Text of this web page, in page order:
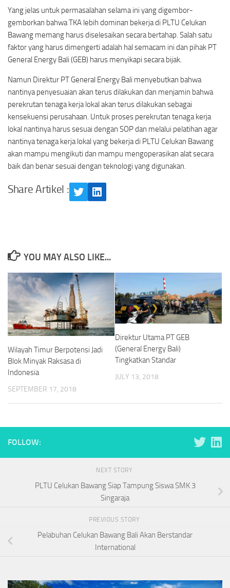
Yang jelas untuk permasalahan selama ini yang digembor-
gemborkan bahwa TKA lebih dominan bekerja di PLTU Celukan
Bawang memang harus diselesaikan secara bertahap. Salah satu
faktor yang harus dimengerti adalah hal semacam ini dan pihak PT
General Energy Bali (GEB) harus menyikapi secara bijak.
Namun Direktur PT General Energy Bali menyebutkan bahwa
nantinya penyesuaian akan terus dilakukan dan menjamin bahwa
perekrutan tenaga kerja lokal akan terus dilakukan sebagai
kensekuensi perusahaan. Untuk proses perekrutan tenaga kerja
lokal nantinya harus sesuai dengan SOP dan melalui pelatihan agar
nantinya tenaga kerja lokal yang bekerja di PLTU Celukan Bawang
akan mampu mengikuti dan mampu mengoperasikan alat secara
baik dan benar sesuai dengan teknologi yang digunakan.
Share Artikel :
TwitterLinkedIn
YOU MAY ALSO LIKE...
Wilayah Timur Berpotensi Jadi
Blok Minyak Raksasa di
Indonesia
SEPTEMBER 17, 2018
Direktur Utama PT GEB
(General Energy Bali)
Tingkatkan Standar
JULY 13, 2018
FOLLOW:
NEXT STORY
PLTU Celukan Bawang Siap Tampung Siswa SMK 3
Singaraja
PREVIOUS STORY
Pelabuhan Celukan Bawang Bali Akan Berstandar
International